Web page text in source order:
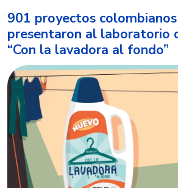
901 proyectos
presentaron al laboratorio
“Con la lavadora al fondo”